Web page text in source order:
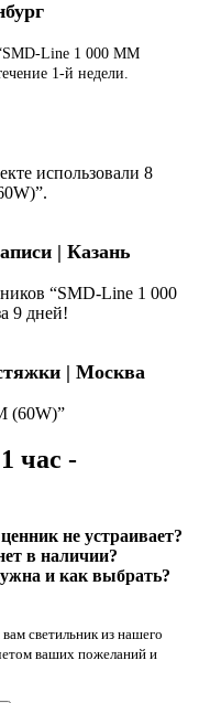
“SMD-Line 1 000 ММ
1-й недели.
использовали 8
| Казань
“SMD-Line 1 000
9 дней!
| Москва
(60W)”
час -
не устраивает?
в наличии?
и как выбрать?
светильник из нашего
ваших пожеланий и